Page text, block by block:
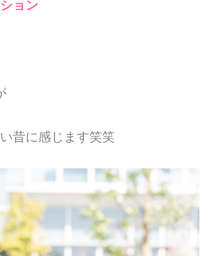
ョン
昔に感じます笑笑